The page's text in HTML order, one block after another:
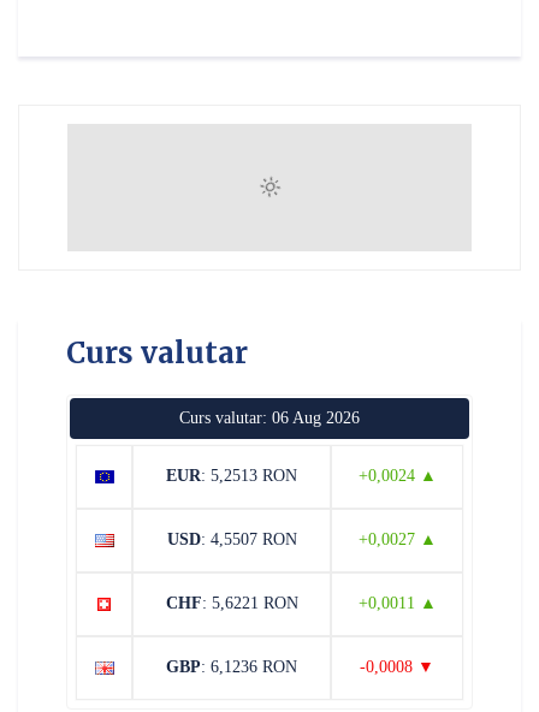
Curs valutar
Curs valutar: 06 Aug 2026
EUR: 5,2513 RON +0,0024 ▲
USD: 4,5507 RON +0,0027 ▲
CHF: 5,6221 RON +0,0011 ▲
GBP: 6,1236 RON -0,0008 ▼